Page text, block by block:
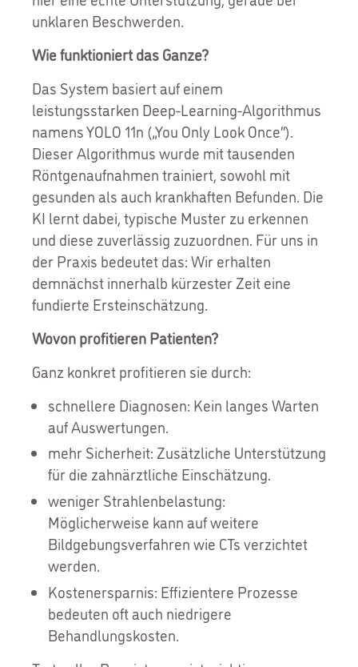
unklaren Beschwerden.
Wie funktioniert das Ganze?
Das System basiert auf einem
leistungsstarken Deep-Learning-Algorithmus
namens YOLO 11n („You Only Look Once“).
Dieser Algorithmus wurde mit tausenden
Röntgenaufnahmen trainiert, sowohl mit
gesunden als auch krankhaften Befunden. Die
KI lernt dabei, typische Muster zu erkennen
und diese zuverlässig zuzuordnen. Für uns in
der Praxis bedeutet das: Wir erhalten
demnächst innerhalb kürzester Zeit eine
fundierte Ersteinschätzung.
Wovon profitieren Patienten?
Ganz konkret profitieren sie durch:
schnellere Diagnosen: Kein langes Warten
auf Auswertungen.
mehr Sicherheit: Zusätzliche Unterstützung
für die zahnärztliche Einschätzung.
weniger Strahlenbelastung:
Möglicherweise kann auf weitere
Bildgebungsverfahren wie CTs verzichtet
werden.
Kostenersparnis: Effizientere Prozesse
bedeuten oft auch niedrigere
Behandlungskosten.